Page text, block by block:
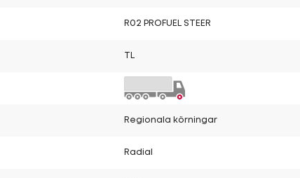
R02 PROFUEL STEER
Regionala körningar
Radial